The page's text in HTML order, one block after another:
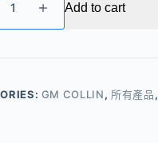
Add to cart
GM COLLIN, 所有產品,